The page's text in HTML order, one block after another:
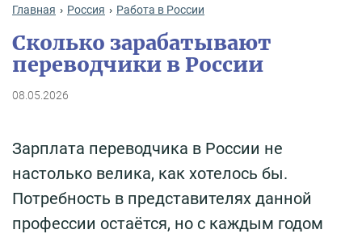
Главная Россия Работа в России
Сколько зарабатывают
переводчики в России
08.05.2026
Зарплата переводчика в России не
настолько велика, как хотелось бы.
Потребность в представителях данной
профессии остаётся, но с каждым годом